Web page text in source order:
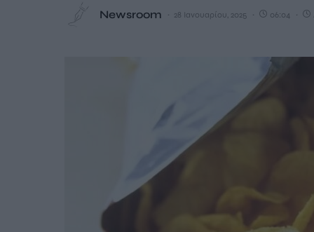
Newsroom 28 Ιανουαρίου, 2025 06:04